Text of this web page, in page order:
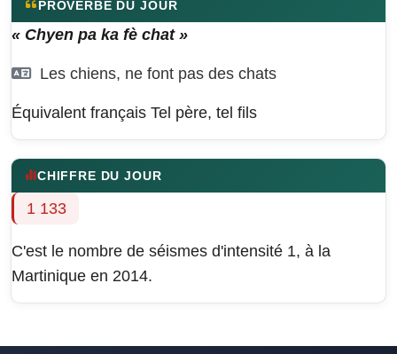
PROVERBE DU JOUR
« Chyen pa ka fè chat »
Les chiens, ne font pas des chats
Équivalent français Tel père, tel fils
CHIFFRE DU JOUR
1 133
C'est le nombre de séismes d'intensité 1, à la
Martinique en 2014.